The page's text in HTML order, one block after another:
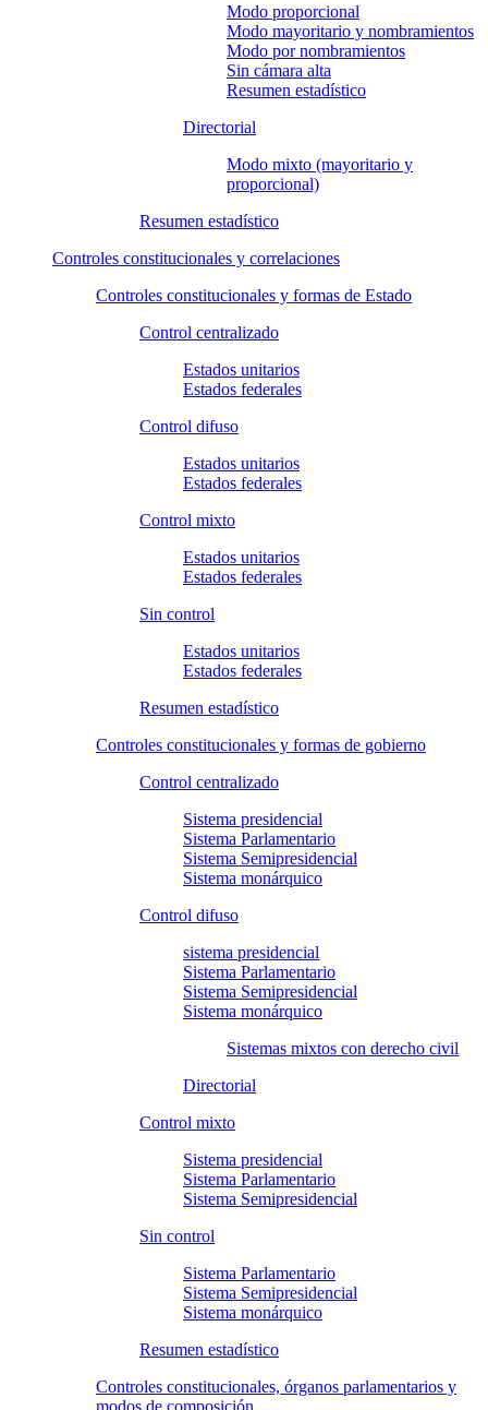
Modo proporcional
Modo mayoritario y nombramientos
Modo por nombramientos
Sin cámara alta
Resumen estadístico
Directorial
Modo mixto (mayoritario y
proporcional)
Resumen estadístico
Controles constitucionales y correlaciones
Controles constitucionales y formas de Estado
Control centralizado
Estados unitarios
Estados federales
Control difuso
Estados unitarios
Estados federales
Control mixto
Estados unitarios
Estados federales
Sin control
Estados unitarios
Estados federales
Resumen estadístico
Controles constitucionales y formas de gobierno
Control centralizado
Sistema presidencial
Sistema Parlamentario
Sistema Semipresidencial
Sistema monárquico
Control difuso
sistema presidencial
Sistema Parlamentario
Sistema Semipresidencial
Sistema monárquico
Sistemas mixtos con derecho civil
Directorial
Control mixto
Sistema presidencial
Sistema Parlamentario
Sistema Semipresidencial
Sin control
Sistema Parlamentario
Sistema Semipresidencial
Sistema monárquico
Resumen estadístico
Controles constitucionales, órganos parlamentarios y
modos de composición